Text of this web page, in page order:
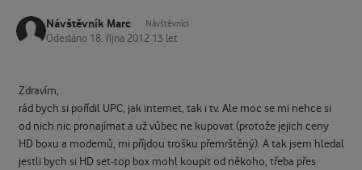
Návštěvník Marc Návštěvníci
Odesláno 18. října 2012 13 let
Zdravím,
rád bych si pořídil UPC, jak internet, tak i tv. Ale moc se mi nehce si
od nich nic pronajímat a už vůbec ne kupovat (protože jejich ceny
HD boxu a modemů, mi příjdou trošku přemrštěný). A tak jsem hledal
jestli bych si HD set-top box mohl koupit od někoho, třeba přes